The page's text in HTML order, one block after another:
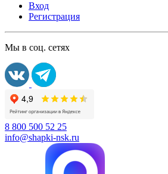
Вход
Регистрация
Мы в соц. сетях
8 800 500 52 25
info@shapki-nsk.ru